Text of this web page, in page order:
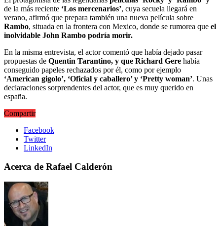
de la más reciente ‘Los mercenarios’, cuya secuela llegará en
verano, afirmó que prepara también una nueva película sobre
Rambo, situada en la frontera con Mexico, donde se rumorea que el
inolvidable John Rambo podría morir.
En la misma entrevista, el actor comentó que había dejado pasar
propuestas de Quentin Tarantino, y que Richard Gere había
conseguido papeles rechazados por él, como por ejemplo
‘American gigolo’, ‘Oficial y caballero’ y ‘Pretty woman’. Unas
declaraciones sorprendentes del actor, que es muy querido en
españa.
Compartir
Facebook
Twitter
LinkedIn
Acerca de Rafael Calderón